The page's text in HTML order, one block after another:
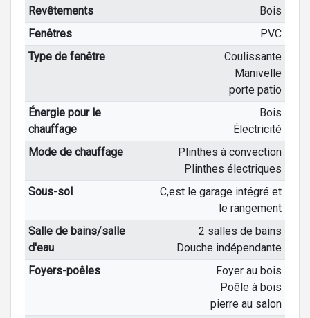
Revêtements
Bois
Fenêtres
PVC
Type de fenêtre
Coulissante
Manivelle
porte patio
Énergie pour le
chauffage
Bois
Électricité
Mode de chauffage
Plinthes à convection
Plinthes électriques
Sous-sol
C,est le garage intégré et
le rangement
Salle de bains/salle
d'eau
2 salles de bains
Douche indépendante
Foyers-poêles
Foyer au bois
Poêle à bois
pierre au salon